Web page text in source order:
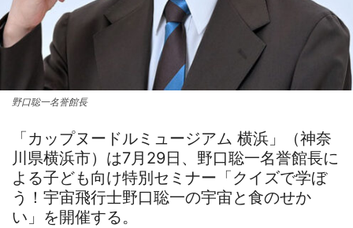
野口聡一名誉館長
「カップヌードルミュージアム 横浜」（神奈
川県横浜市）は7月29日、野口聡一名誉館長に
よる子ども向け特別セミナー「クイズで学ぼ
う！宇宙飛行士野口聡一の宇宙と食のせか
い」を開催する。